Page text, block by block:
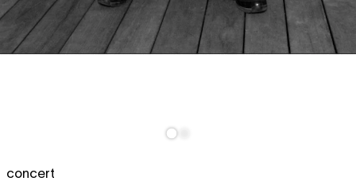
concert